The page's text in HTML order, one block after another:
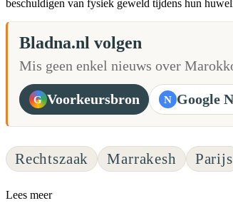
beschuldigen van fysiek geweld tijdens hun
Bladna.nl volgen
Mis geen enkel nieuws over
G Voorkeursbron N Google
Rechtszaak Marrakesh Parijs
Lees meer